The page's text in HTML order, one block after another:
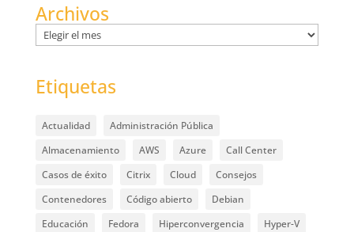
Archivos
Archivos
Etiquetas
Actualidad
Administración Pública
Almacenamiento
AWS Azure
Call Center
Casos de éxito
Citrix Cloud
Consejos
Contenedores
Código abierto
Debian
Educación
Fedora Hiperconvergencia
Hyper-V